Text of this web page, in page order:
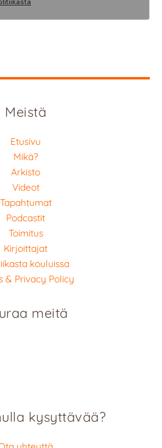
Meistä
Etusivu
Mikä?
Arkisto
Videot
Tapahtumat
Podcastit
Toimitus
Kirjoittajat
kouluissa
& Privacy Policy
meitä
kysyttävää?